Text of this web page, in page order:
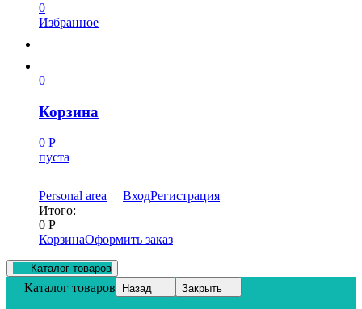
0
Избранное
0
Корзина
0 Р
пуста
Personal area ВходРегистрация
Итого:
0 Р
КорзинаОформить заказ
Каталог товаров
Каталог товаров Назад Закрыть